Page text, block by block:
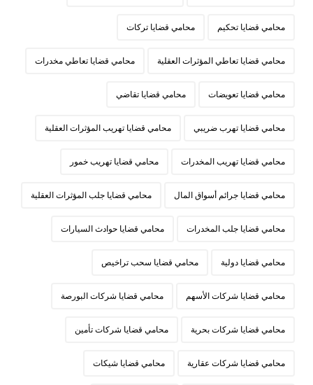
محامي قضايا تحكيم محامي قضايا تركات
محامي قضايا تعاطي المؤثرات العقلية محامي قضايا تعاطي مخدرات
محامي قضايا تعويضات محامي قضايا تقاضي
محامي قضايا تهرب ضريبي محامي قضايا تهريب المؤثرات العقلية
محامي قضايا تهريب المخدرات محامي قضايا تهريب خمور
محامي قضايا جرائم أسواق المال محامي قضايا جلب المؤثرات العقلية
محامي قضايا جلب المخدرات محامي قضايا حوادث السيارات
محامي قضايا دولية محامي قضايا سحب تراخيص
محامي قضايا شركات الأسهم محامي قضايا شركات البورصة
محامي قضايا شركات بحرية محامي قضايا شركات تأمين
محامي قضايا شركات عقارية محامي قضايا شيكات